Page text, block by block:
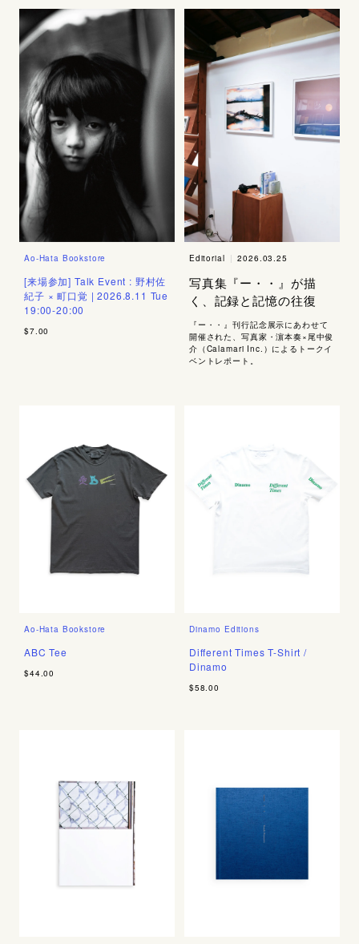
Ao-Hata Bookstore
[来場参加] Talk Event : 野村佐
紀子 × 町口覚 | 2026.8.11 Tue
19:00-20:00
$7.00
Editorial | 2026.03.25
写真集『ー・・』が描
く、記録と記憶の往復
『ー・・』刊行記念展示にあわせて
開催された、写真家・濵本奏×尾中俊
介（Calamari Inc.）によるトークイ
ベントレポート。
Ao-Hata Bookstore
ABC Tee
$44.00
Dinamo Editions
Different Times T-Shirt /
Dinamo
$58.00